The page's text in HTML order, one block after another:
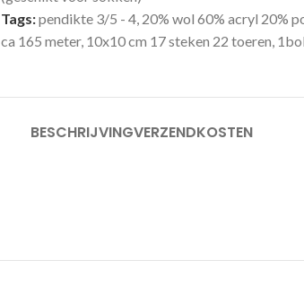
Tags:pendikte 3/5 - 4, 20% wol 60% acryl 20%
ca 165 meter, 10x10 cm 17 steken 22 toeren,
BESCHRIJVINGVERZENDKOSTEN